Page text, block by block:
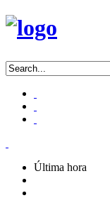
Última hora